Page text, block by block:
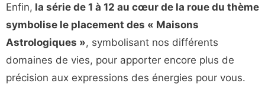
Enfin, la série de 1 à 12 au cœur de la roue du thème
symbolise le placement des « Maisons
Astrologiques », symbolisant nos différents
domaines de vies, pour apporter encore plus de
précision aux expressions des énergies pour vous.